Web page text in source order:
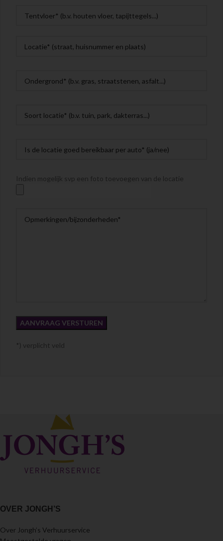
Indien mogelijk svp een foto toevoegen van de locatie
*) verplicht veld
OVER JONGH’S
Over Jongh’s Verhuurservice